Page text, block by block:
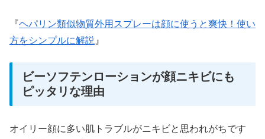
『ヘパリン類似物質外用スプレーは顔に使うと爽快！使い
方をシンプルに解説 』
ビーソフテンローションが顔ニキビにも
ピッタリな理由
オイリー顔に多い肌トラブルがニキビと思われがちです